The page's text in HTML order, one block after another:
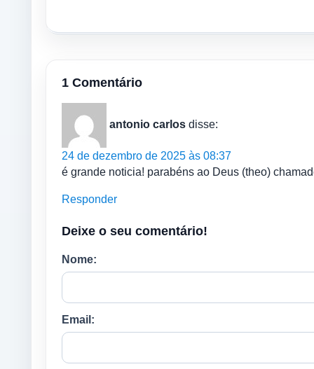
1 Comentário
antonio carlos disse:
24 de dezembro de 2025 às 08:37
é grande noticia! parabéns ao Deus (theo)
Responder
Deixe o seu comentário!
Nome:
Email: